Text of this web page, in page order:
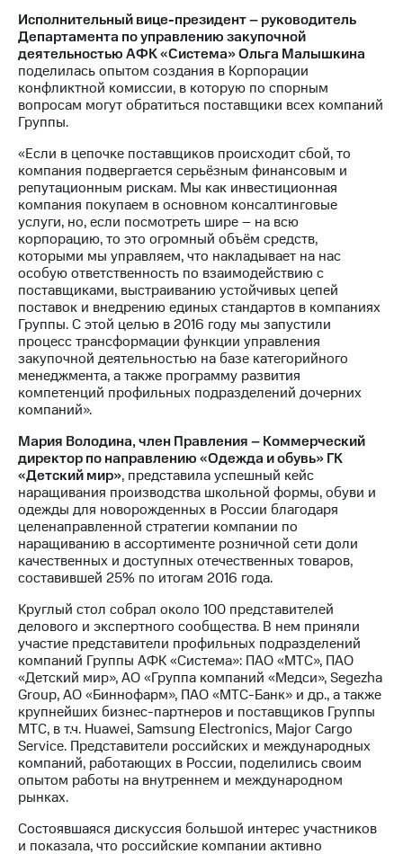
Исполнительный вице-президент – руководитель
Департамента по управлению закупочной
деятельностью АФК «Система» Ольга Малышкина
поделилась опытом создания в Корпорации
конфликтной комиссии, в которую по спорным
вопросам могут обратиться поставщики всех компаний
Группы.
«Если в цепочке поставщиков происходит сбой, то
компания подвергается серьёзным финансовым и
репутационным рискам. Мы как инвестиционная
компания покупаем в основном консалтинговые
услуги, но, если посмотреть шире – на всю
корпорацию, то это огромный объём средств,
которыми мы управляем, что накладывает на нас
особую ответственность по взаимодействию с
поставщиками, выстраиванию устойчивых цепей
поставок и внедрению единых стандартов в компаниях
Группы. С этой целью в 2016 году мы запустили
процесс трансформации функции управления
закупочной деятельностью на базе категорийного
менеджмента, а также программу развития
компетенций профильных подразделений дочерних
компаний».
Мария Володина, член Правления – Коммерческий
директор по направлению «Одежда и обувь» ГК
«Детский мир», представила успешный кейс
наращивания производства школьной формы, обуви и
одежды для новорожденных в России благодаря
целенаправленной стратегии компании по
наращиванию в ассортименте розничной сети доли
качественных и доступных отечественных товаров,
составившей 25% по итогам 2016 года.
Круглый стол собрал около 100 представителей
делового и экспертного сообщества. В нем приняли
участие представители профильных подразделений
компаний Группы АФК «Система»: ПАО «МТС», ПАО
«Детский мир», АО «Группа компаний «Медси», Segezha
Group, АО «Биннофарм», ПАО «МТС-Банк» и др., а также
крупнейших бизнес-партнеров и поставщиков Группы
МТС, в т.ч. Huawei, Samsung Electronics, Major Cargo
Service. Представители российских и международных
компаний, работающих в России, поделились своим
опытом работы на внутреннем и международном
рынках.
Состоявшаяся дискуссия большой интерес участников
и показала, что российские компании активно